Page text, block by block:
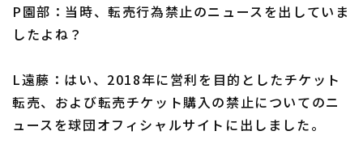
P園部：当時、転売行為禁止のニュースを出していま
したよね？
L遠藤：はい、2018年に営利を目的としたチケット
転売、および転売チケット購入の禁止についてのニ
ュースを球団オフィシャルサイトに出しました。